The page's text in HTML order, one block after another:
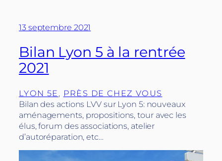
13 septembre 2021
Bilan Lyon 5 à la rentrée
2021
LYON 5E , PRÈS DE CHEZ VOUS
Bilan des actions LVV sur Lyon 5: nouveaux
aménagements, propositions, tour avec les
élus, forum des associations, atelier
d’autoréparation, etc…